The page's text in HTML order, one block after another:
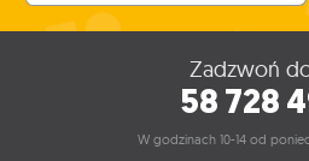
Zadzwoń
58 728
W godzinach 10-14 od